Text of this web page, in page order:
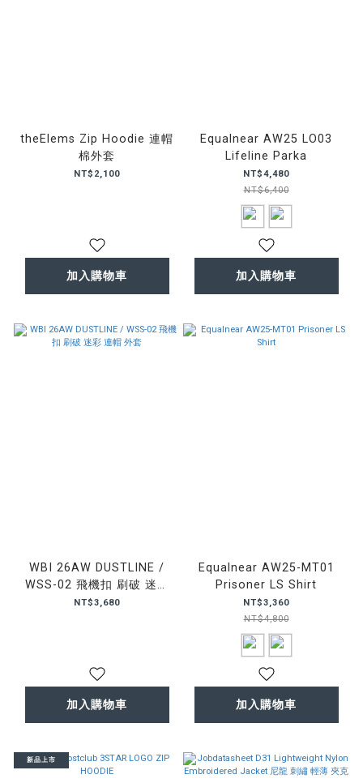
theElems Zip Hoodie 連帽
棉外套
NT$2,100
加入購物車
Equalnear AW25 LO03
Lifeline Parka
NT$4,480
NT$6,400
加入購物車
WBI 26AW DUSTLINE /
WSS-02 飛機扣 刷破 迷彩
連帽 外套
NT$3,680
加入購物車
Equalnear AW25-MT01
Prisoner LS Shirt
NT$3,360
NT$4,800
加入購物車
新品上市